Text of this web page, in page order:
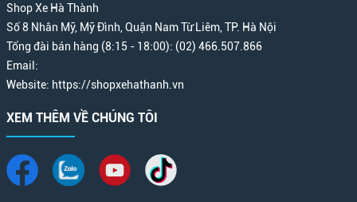
Shop Xe Hà Thành
Số 8 Nhân Mỹ, Mỹ Đình, Quận Nam Từ Liêm, TP. Hà Nội
Tổng đài bán hàng (8:15 - 18:00): (02) 466.507.866
Email:
Website: https://shopxehathanh.vn
XEM THÊM VỀ CHÚNG TÔI